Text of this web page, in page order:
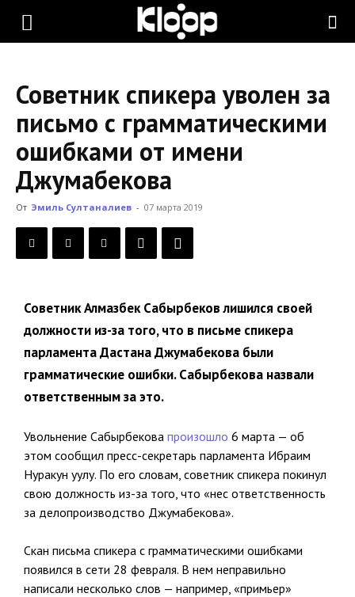
KLOOP.KG
Новости
Советник спикера уволен за
письмо с грамматическими
ошибками от имени
Джумабекова
От Эмиль Султаналиев - 07 марта 2019
Советник Алмазбек Сабырбеков лишился своей
должности из-за того, что в письме спикера
парламента Дастана Джумабекова были
грамматические ошибки. Сабырбекова назвали
ответственным за это.
Увольнение Сабырбекова произошло 6 марта — об
этом сообщил пресс-секретарь парламента Ибраим
Нуракун уулу. По его словам, советник спикера покинул
свою должность из-за того, что «нес ответственность
за делопроизводство Джумабекова».
Скан письма спикера с грамматическими ошибками
появился в сети 28 февраля. В нем неправильно
написали несколько слов — например, «примьер»